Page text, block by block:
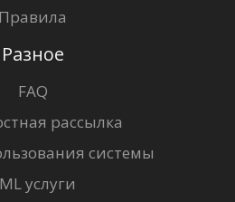
Правила
Разное
FAQ
рассылка
системы
услуги